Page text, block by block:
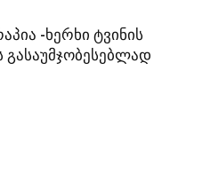
-ხერხი ტვინის
გასაუმჯობესებლად